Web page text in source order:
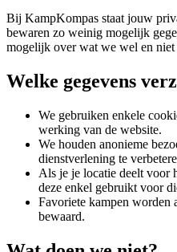
Bij KampKompas staat jouw
bewaren zo weinig mogelijk
mogelijk over wat we wel en niet
Welke gegevens
We gebruiken enkele
werking van de website.
We houden anonieme
dienstverlening te
Als je je locatie deelt voor
deze enkel gebruikt voor
Favoriete kampen worden
bewaard.